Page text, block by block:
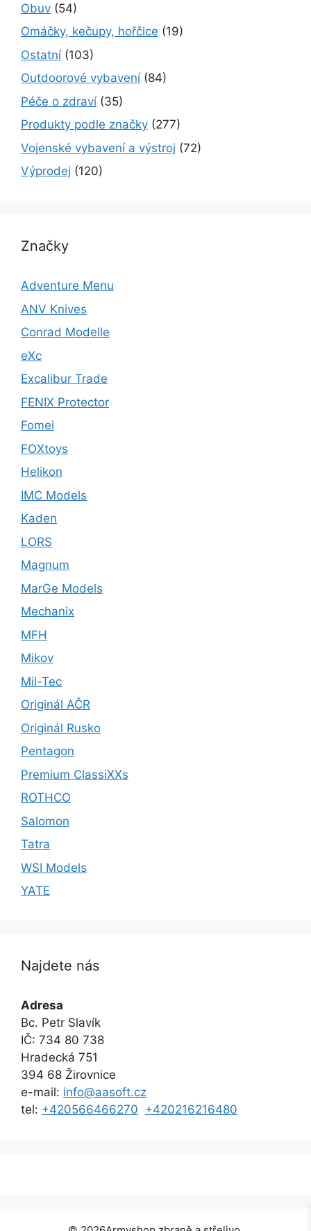
Obuv (54)
Omáčky, kečupy, hořčice (19)
Ostatní (103)
Outdoorové vybavení (84)
Péče o zdraví (35)
Produkty podle značky (277)
Vojenské vybavení a výstroj (72)
Výprodej (120)
Značky
Adventure Menu
ANV Knives
Conrad Modelle
eXc
Excalibur Trade
FENIX Protector
Fomei
FOXtoys
Helikon
IMC Models
Kaden
LORS
Magnum
MarGe Models
Mechanix
MFH
Mikov
Mil-Tec
Originál AČR
Originál Rusko
Pentagon
Premium ClassiXXs
ROTHCO
Salomon
Tatra
WSI Models
YATE
Najdete nás
Adresa
Bc. Petr Slavík
IČ: 734 80 738
Hradecká 751
394 68 Žirovnice
e-mail: info@aasoft.cz
tel: +420566466270 +420216216480